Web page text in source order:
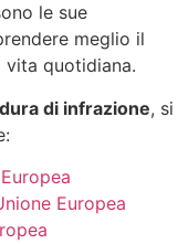
le sue
meglio il
vita quotidiana.
di infrazione, si
Europea